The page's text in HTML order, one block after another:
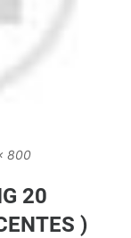
800
20
)